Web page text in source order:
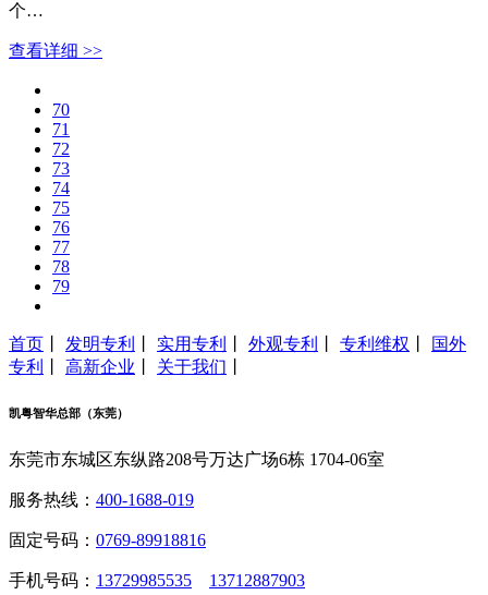
个…
查看详细 >>
70
71
72
73
74
75
76
77
78
79
首页 发明专利 实用专利 外观专利 专利维权
国外
专利
高新企业 关于我们
凯粤智华总部（东莞）
东莞市东城区东纵路208号万达广场6栋 1704-06室
服务热线： 400-1688-019
固定号码： 0769-89918816
手机号码： 13729985535 13712887903